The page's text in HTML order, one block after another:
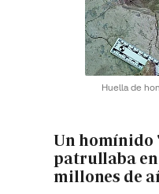
Huella de
Un homínido
patrullaba en
millones de